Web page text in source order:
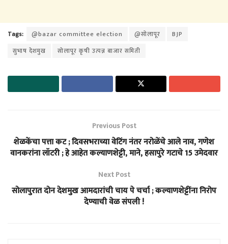
Tags: @bazar committee election @सोलापूर
BJP
सुभाष देशमुख
सोलापूर कृषी उत्पन्न बाजार समिती
Previous Post
शेळकेंचा पत्ता कट ; दिवसभराच्या वेटिंग नंतर नरोळेंचे आले नाव, गणेश
वानकरांना लॉटरी ; हे आहेत कल्याणशेट्टी, माने, हसापुरे गटाचे 15 उमेदवार
Next Post
सोलापुरात दोन देशमुख आमदारांची चाय पे चर्चा ; कल्याणशेट्टींना निरोप
देण्याची वेळ संपली !